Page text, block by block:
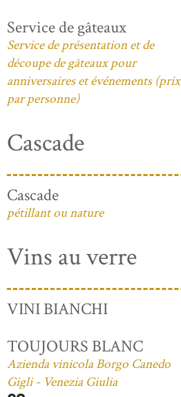
Service de gâteaux
Service de présentation et de
découpe de gâteaux pour
anniversaires et événements (prix
par personne)
Cascade
Cascade
pétillant ou nature
Vins au verre
VINI BIANCHI
TOUJOURS BLANC
Azienda vinicola Borgo Canedo
Gigli - Venezia Giulia